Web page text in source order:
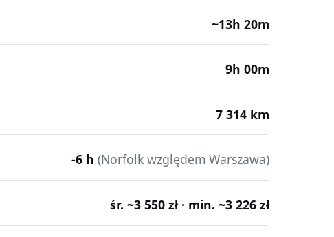
~13h 20m
9h 00m
7 314 km
-6 h (Norfolk względem Warszawa)
śr. ~3 550 zł · min. ~3 226 zł